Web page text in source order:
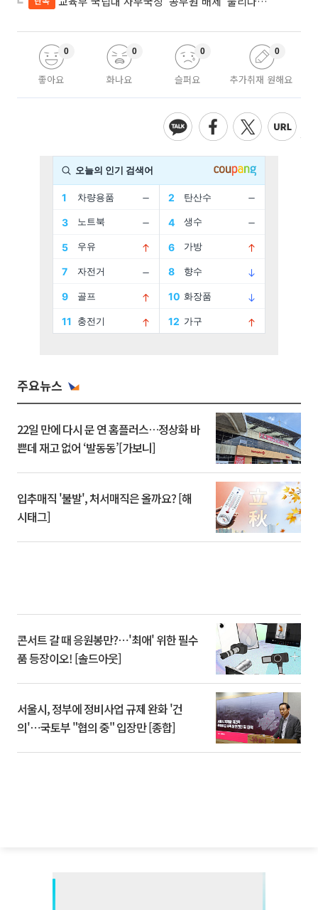
좋아요
0
화나요
0
슬퍼요
0
추가취재 원해요
0
주요뉴스
22일 만에 다시 문 연 홈플러스…정상화 바
쁜데 재고 없어 ‘발동동’[가보니]
입추매직 '불발', 처서매직은 올까요? [해
시태그]
콘서트 갈 때 응원봉만?⋯'최애' 위한 필수
품 등장이오! [솔드아웃]
서울시, 정부에 정비사업 규제 완화 '건
의'⋯국토부 "협의 중" 입장만 [종합]